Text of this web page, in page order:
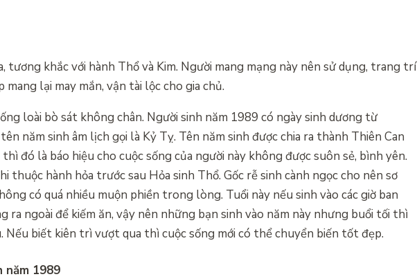
tương khắc với hành Thổ và Kim. Người mang mạng này nên sử dụng, trang trí
mang lại may mắn, vận tài lộc cho gia chủ.
loài bò sát không chân. Người sinh năm 1989 có ngày sinh dương từ
năm sinh âm lịch gọi là Kỷ Tỵ. Tên năm sinh được chia ra thành Thiên Can
đó là báo hiệu cho cuộc sống của người này không được suôn sẻ, bình yên.
thuộc hành hỏa trước sau Hỏa sinh Thổ. Gốc rễ sinh cành ngọc cho nên sơ
có quá nhiều muộn phiền trong lòng. Tuổi này nếu sinh vào các giờ ban
ra ngoài để kiếm ăn, vậy nên những bạn sinh vào năm này nhưng buổi tối thì
Nếu biết kiên trì vượt qua thì cuộc sống mới có thể chuyển biến tốt đẹp.